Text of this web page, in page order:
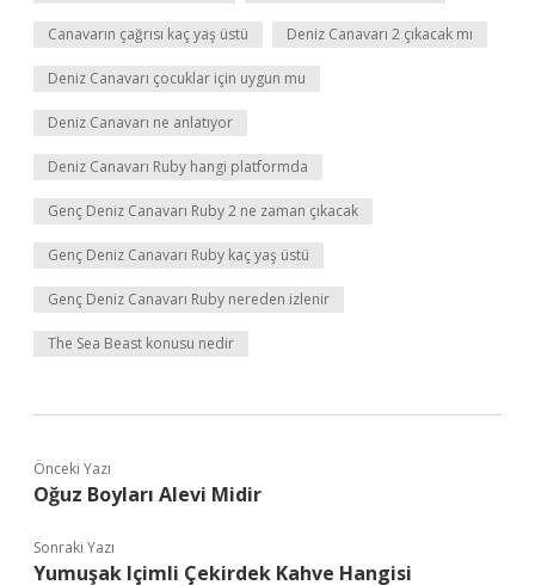
Canavarın çağrısı kaç yaş üstü Deniz Canavarı 2 çıkacak mı
Deniz Canavarı çocuklar için uygun mu
Deniz Canavarı ne anlatıyor
Deniz Canavarı Ruby hangi platformda
Genç Deniz Canavarı Ruby 2 ne zaman çıkacak
Genç Deniz Canavarı Ruby kaç yaş üstü
Genç Deniz Canavarı Ruby nereden izlenir
The Sea Beast konusu nedir
Önceki Yazı
Oğuz Boyları Alevi Midir
Sonraki Yazı
Yumuşak Içimli Çekirdek Kahve Hangisi